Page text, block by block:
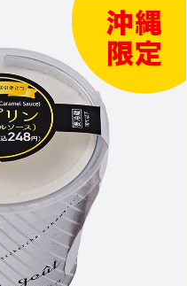
増量豚しゃぶパスタサラダ